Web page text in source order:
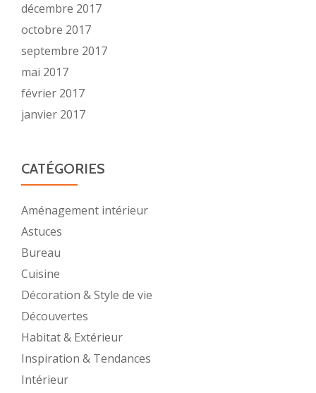
décembre 2017
octobre 2017
septembre 2017
mai 2017
février 2017
janvier 2017
CATÉGORIES
Aménagement intérieur
Astuces
Bureau
Cuisine
Décoration & Style de vie
Découvertes
Habitat & Extérieur
Inspiration & Tendances
Intérieur